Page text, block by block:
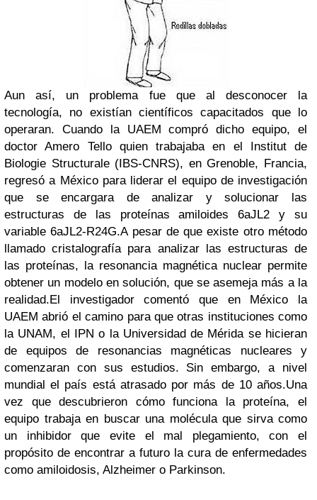
Aun así, un problema fue que al desconocer la
tecnología, no existían científicos capacitados que lo
operaran. Cuando la UAEM compró dicho equipo, el
doctor Amero Tello quien trabajaba en el Institut de
Biologie Structurale (IBS-CNRS), en Grenoble, Francia,
regresó a México para liderar el equipo de investigación
que se encargara de analizar y solucionar las
estructuras de las proteínas amiloides 6aJL2 y su
variable 6aJL2-R24G.A pesar de que existe otro método
llamado cristalografía para analizar las estructuras de
las proteínas, la resonancia magnética nuclear permite
obtener un modelo en solución, que se asemeja más a la
realidad.El investigador comentó que en México la
UAEM abrió el camino para que otras instituciones como
la UNAM, el IPN o la Universidad de Mérida se hicieran
de equipos de resonancias magnéticas nucleares y
comenzaran con sus estudios. Sin embargo, a nivel
mundial el país está atrasado por más de 10 años.Una
vez que descubrieron cómo funciona la proteína, el
equipo trabaja en buscar una molécula que sirva como
un inhibidor que evite el mal plegamiento, con el
propósito de encontrar a futuro la cura de enfermedades
como amiloidosis, Alzheimer o Parkinson.